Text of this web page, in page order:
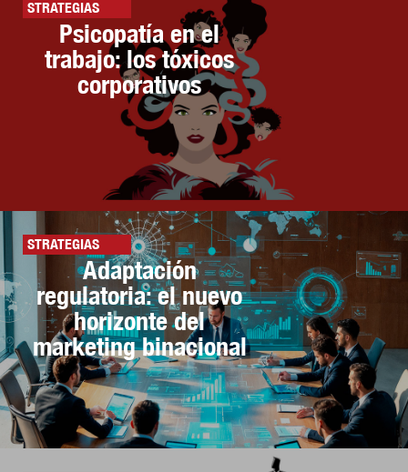
STRATEGIAS
Psicopatía en el
trabajo: los tóxicos
corporativos
STRATEGIAS
Adaptación
regulatoria: el nuevo
horizonte del
marketing binacional